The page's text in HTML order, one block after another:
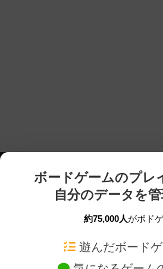
ボードゲームのプレ
自分のデータを
約75,000人がボド
遊んだボード